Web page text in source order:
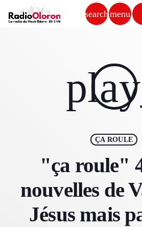
search menu
TITRES DIFFUSÉS
ÇA ROULE
"ça roule"
nouvelles de
Jésus mais